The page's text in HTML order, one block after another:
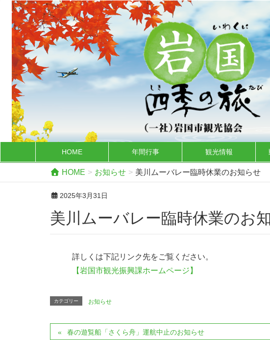
HOME 年間行事 観光情報
HOME お知らせ 美川ムーバレー臨時休業のお知らせ
2025年3月31日
美川ムーバレー臨時休業のお
詳しくは下記リンク先をご覧ください。
【岩国市観光振興課ホームページ】
カテゴリー お知らせ
春の遊覧船「さくら舟」運航中止のお知らせ